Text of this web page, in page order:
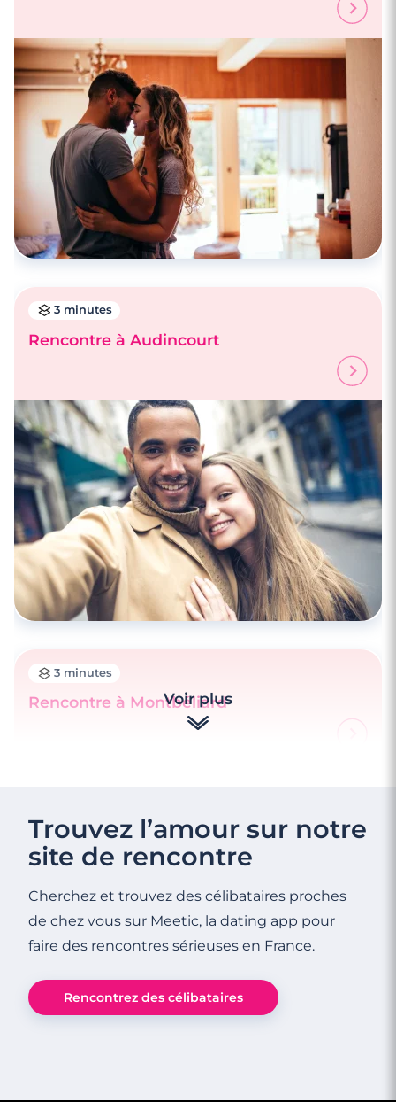
3 minutes
Rencontre à Pontarlier
3 minutes
Rencontre à Morteau
3 minutes
Rencontre à Audincourt
3 minutes
Rencontre à Montbéliard
Voir plus
Trouvez l’amour sur notre
site de rencontre
Cherchez et trouvez des célibataires proches
de chez vous sur Meetic, la dating app pour
faire des rencontres sérieuses en France.
Rencontrez des célibataires